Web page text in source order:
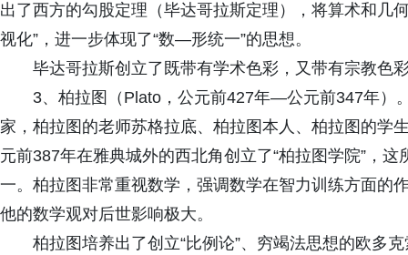
出了西方的勾股定理（毕达哥拉斯定理），将算术和几
视化”，进一步体现了“数—形统一”的思想。
毕达哥拉斯创立了既带有学术色彩，又带有宗教色
3、柏拉图（Plato，公元前427年—公元前347年）
家，柏拉图的老师苏格拉底、柏拉图本人、柏拉图的学
元前387年在雅典城外的西北角创立了“柏拉图学院”，
一。柏拉图非常重视数学，强调数学在智力训练方面的
他的数学观对后世影响极大。
柏拉图培养出了创立“比例论”、穷竭法思想的欧多